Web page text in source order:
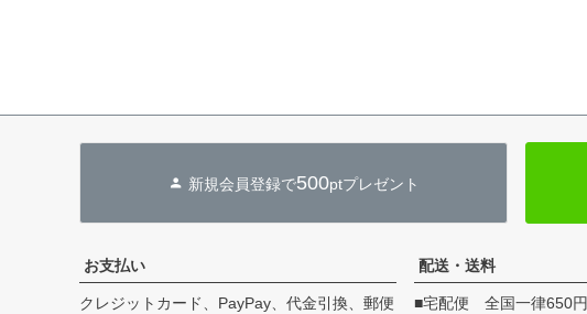
新規会員登録で500ptプレゼント
お支払い
クレジットカード、PayPay、代金引換、郵便
配送・送料
■宅配便 全国一律650円